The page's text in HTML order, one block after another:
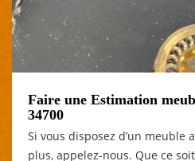
Faire une Estimation
34700
Si vous disposez d’un meuble
plus, appelez-nous. Que ce